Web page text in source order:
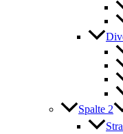
Spalte 2